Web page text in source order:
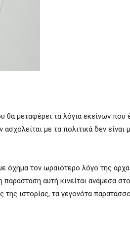
θα μεταφέρει τα λόγια εκείνων που
με τα πολιτικά δεν είναι
όχημα τον ωραιότερο λόγο της
αυτή κινείται ανάμεσα στο
ιστορίας, τα γεγονότα